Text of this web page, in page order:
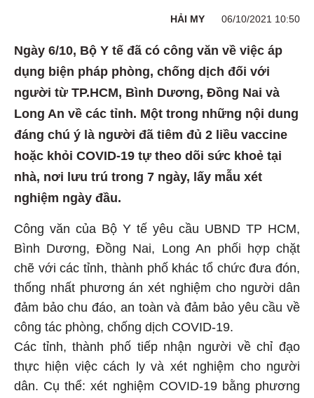
HẢI MY 06/10/2021 10:50
Ngày 6/10, Bộ Y tế đã có công văn về việc áp
dụng biện pháp phòng, chống dịch đối với
người từ TP.HCM, Bình Dương, Đồng Nai và
Long An về các tỉnh. Một trong những nội dung
đáng chú ý là người đã tiêm đủ 2 liều vaccine
hoặc khỏi COVID-19 tự theo dõi sức khoẻ tại
nhà, nơi lưu trú trong 7 ngày, lấy mẫu xét
nghiệm ngày đầu.
Công văn của Bộ Y tế yêu cầu UBND TP HCM,
Bình Dương, Đồng Nai, Long An phối hợp chặt
chẽ với các tỉnh, thành phố khác tổ chức đưa đón,
thống nhất phương án xét nghiệm cho người dân
đảm bảo chu đáo, an toàn và đảm bảo yêu cầu về
công tác phòng, chống dịch COVID-19.
Các tỉnh, thành phố tiếp nhận người về chỉ đạo
thực hiện việc cách ly và xét nghiệm cho người
dân. Cụ thể: xét nghiệm COVID-19 bằng phương